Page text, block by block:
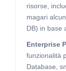
risorse,
magari
DB) in base
Enterprise
funzionalità
Database,